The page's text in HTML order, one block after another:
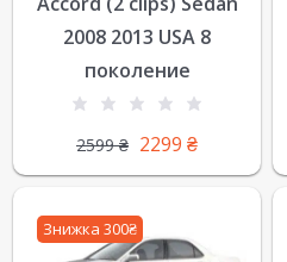
2008 2013 USA 8
поколение
2599₴ 2299 ₴
Знижка 300₴